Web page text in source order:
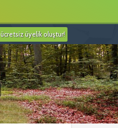
ücretsiz üyelik oluştur!